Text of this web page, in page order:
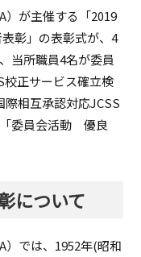
）が主催する「2019
彰」の表彰式が、4
当所職員4名が委員
校正サービス確立検
際相互承認対応JCSS
委員会活動 優良
について
）では、1952年(昭和